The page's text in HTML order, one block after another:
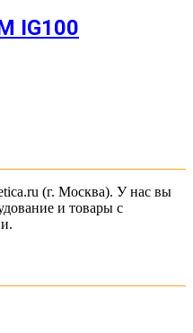
IG100
(г. Москва). У нас вы
и товары с